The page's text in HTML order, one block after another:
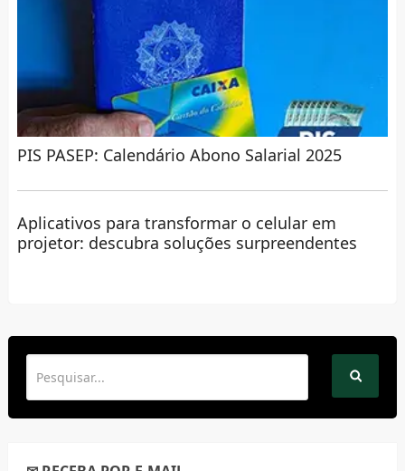
PIS PASEP: Calendário Abono Salarial 2025
Aplicativos para transformar o celular em
projetor: descubra soluções surpreendentes